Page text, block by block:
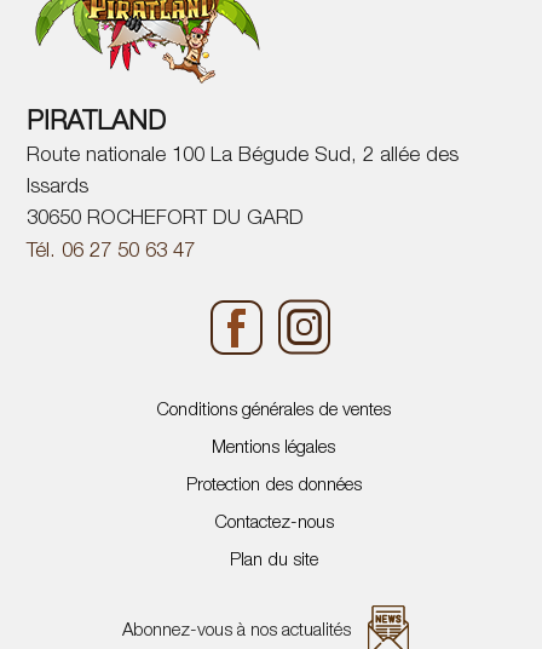
PIRATLAND
Route nationale 100 La Bégude Sud, 2 allée des
Issards
30650 ROCHEFORT DU GARD
Tél. 06 27 50 63 47
Conditions générales de ventes
Mentions légales
Protection des données
Contactez-nous
Plan du site
Abonnez-vous à nos actualités